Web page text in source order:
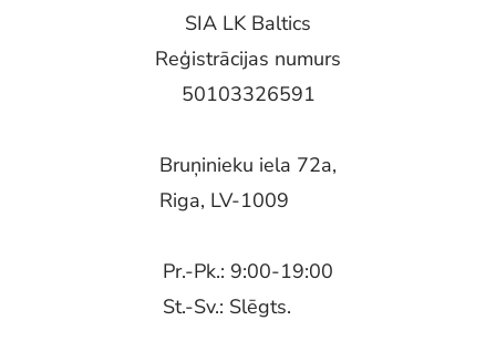
SIA LK Baltics
Reģistrācijas numurs
50103326591
Bruņinieku iela 72a,
Riga, LV-1009
Pr.-Pk.: 9:00-19:00
St.-Sv.: Slēgts.